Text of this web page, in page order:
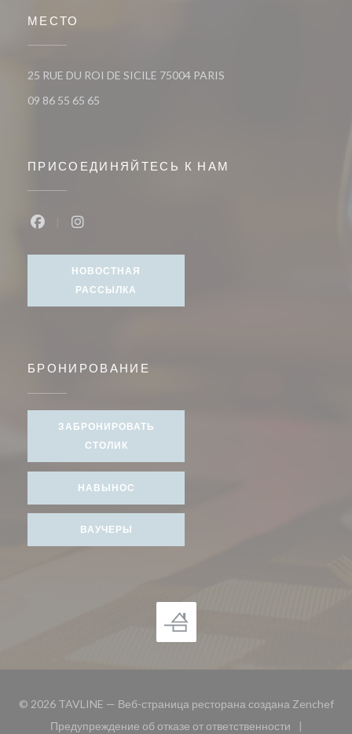
МЕСТО
25 RUE DU ROI DE SICILE 75004 PARIS
09 86 55 65 65
ПРИСОЕДИНЯЙТЕСЬ К НАМ
НОВОСТНАЯ
РАССЫЛКА
БРОНИРОВАНИЕ
ЗАБРОНИРОВАТЬ
СТОЛИК
НАВЫНОС
ВАУЧЕРЫ
© 2026 TAVLINE — Веб-страница ресторана создана Zenchef
Предупреждение об отказе от ответственности